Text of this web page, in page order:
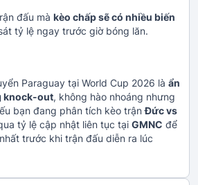
đấu mà kèo chấp sẽ có nhiều biến
tỷ lệ ngay trước giờ bóng lăn.
Paraguay tại World Cup 2026 là ẩn
knock-out, không hào nhoáng nhưng
bạn đang phân tích kèo trậnĐức vs
tỷ lệ cập nhật liên tục tại GMNC để
trước khi trận đấu diễn ra lúc